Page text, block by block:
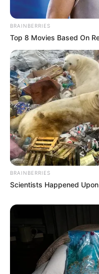
facilita la
el organismo.
funcionamiento de
más importante,
glándula tiroides.
BRAINBERRIES
Top 8 Movies Based On
BRAINBERRIES
Scientists Happened